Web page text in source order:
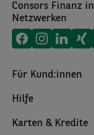
Consors Finanz
Netzwerken
Consors Finanz
ConsorsConsors
Für Kund:innen
Hilfe
Karten & Kredite